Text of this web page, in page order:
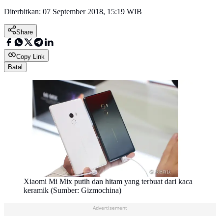
Diterbitkan: 07 September 2018, 15:19 WIB
Share
Copy Link
Batal
Xiaomi Mi Mix putih dan hitam yang terbuat dari kaca
keramik (Sumber: Gizmochina)
Advertisement